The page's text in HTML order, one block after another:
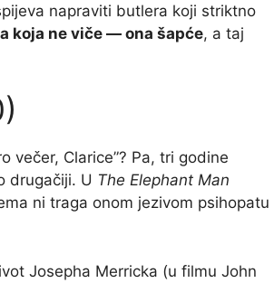
napraviti butlera koji striktno
koja ne viče — ona šapće, a taj
večer, Clarice”? Pa, tri godine
drugačiji. U The Elephant Man
ni traga onom jezivom psihopatu
Josepha Merricka (u filmu John